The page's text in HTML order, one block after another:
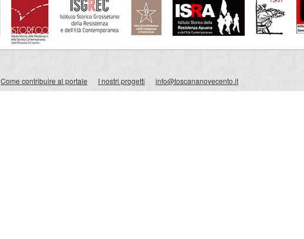
Come contribuire al portale I nostri progetti info@toscananovecento.it